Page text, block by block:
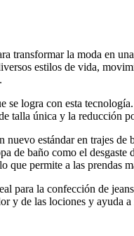
transformar la moda en
estilos de vida,
se logra con esta
talla única y la reducción
nuevo estándar en trajes
de baño como el
que permite a las prendas
para la confección de
y de las lociones y ayuda